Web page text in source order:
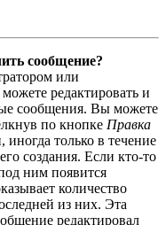
сообщение?
или
редактировать и
сообщения. Вы можете
по кнопке Правка
только в течение
создания. Если кто-то
ним появится
количество
из них. Эта
редактировал